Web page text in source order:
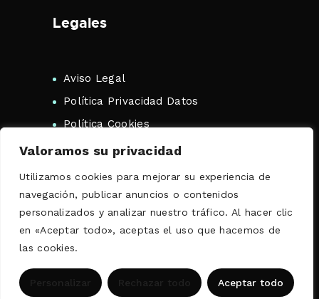
Valoramos su privacidad
Utilizamos cookies para mejorar su experiencia de
navegación, publicar anuncios o contenidos
personalizados y analizar nuestro tráfico. Al hacer clic
en «Aceptar todo», aceptas el uso que hacemos de
las cookies.
Personalizar Rechazar todo Aceptar todo
Legales
Aviso Legal
Política Privacidad Datos
Política Cookies
Copyright 2026 Traductor Jurado
ES